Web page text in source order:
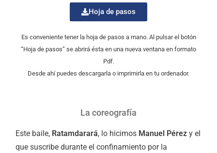
Hoja de pasos
Es conveniente tener la hoja de pasos a mano. Al pulsar el botón
“Hoja de pasos” se abrirá ésta en una nueva ventana en formato
Pdf.
Desde ahí puedes descargarla o imprimirla en tu ordenador.
La coreografía
Este baile, Ratamdarará, lo hicimos Manuel Pérezy el
que suscribe durante el confinamiento por la